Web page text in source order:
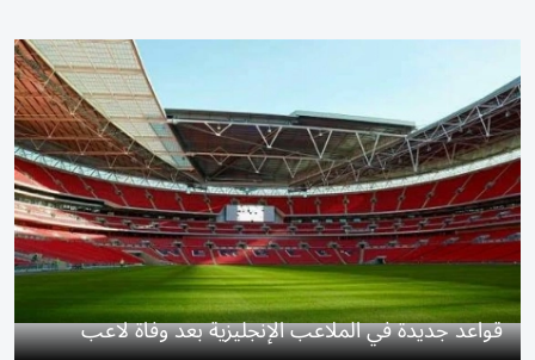
قواعد جديدة في الملاعب الإنجليزية بعد وفاة لاعب